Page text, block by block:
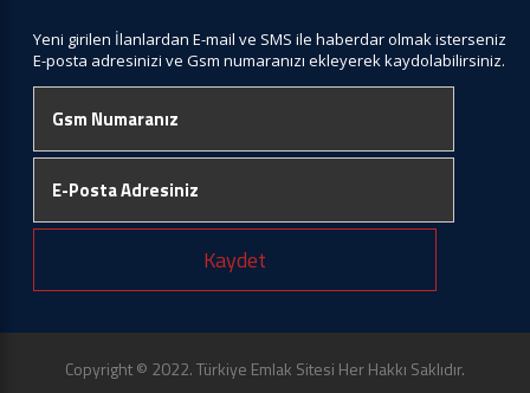
Yeni girilen İlanlardan E-mail ve SMS ile haberdar olmak isterseniz
E-posta adresinizi ve Gsm numaranızı ekleyerek kaydolabilirsiniz.
Kaydet
Copyright © 2022. Türkiye Emlak Sitesi Her Hakkı Saklıdır.